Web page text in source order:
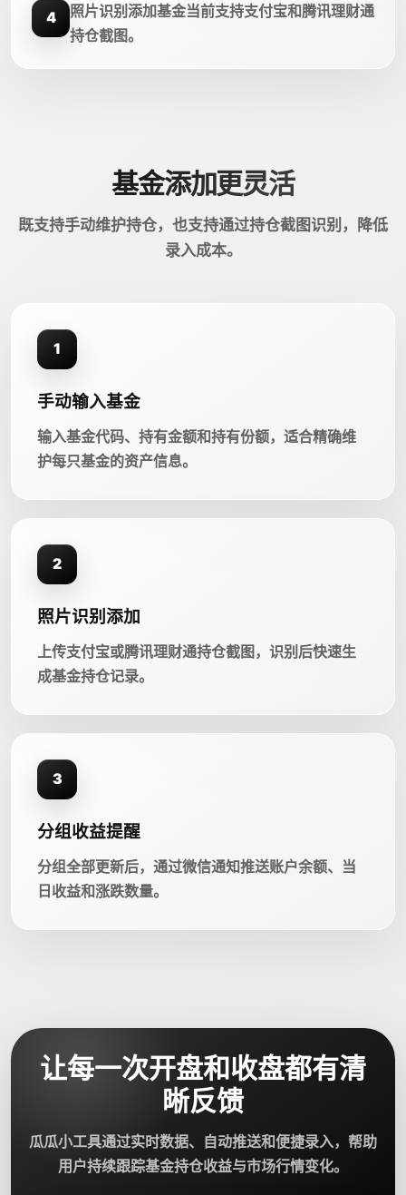
4
照片识别添加基金当前支持支付宝和腾讯理财通
持仓截图。
基金添加更灵活
既支持手动维护持仓，也支持通过持仓截图识别，降低
录入成本。
1
手动输入基金
输入基金代码、持有金额和持有份额，适合精确维
护每只基金的资产信息。
2
照片识别添加
上传支付宝或腾讯理财通持仓截图，识别后快速生
成基金持仓记录。
3
分组收益提醒
分组全部更新后，通过微信通知推送账户余额、当
日收益和涨跌数量。
让每一次开盘和收盘都有清
晰反馈
瓜瓜小工具通过实时数据、自动推送和便捷录入，帮助
用户持续跟踪基金持仓收益与市场行情变化。